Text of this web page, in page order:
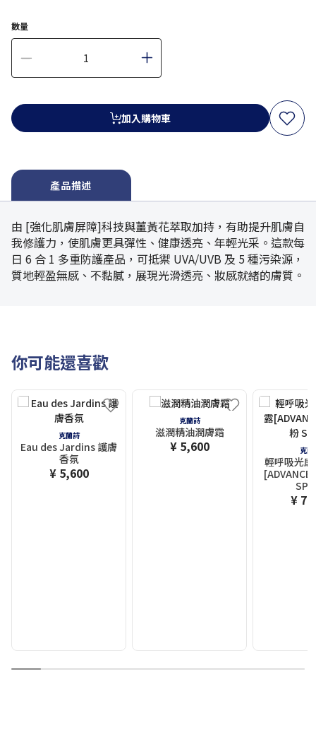
數量
加入購物車
產品描述
由 [強化肌膚屏障]科技與薑黃花萃取加持，有助提升肌膚自
我修護力，使肌膚更具彈性、健康透亮、年輕光采。這款每
日 6 合 1 多重防護產品，可抵禦 UVA/UVB 及 5 種污染源，
質地輕盈無感、不黏膩，展現光滑透亮、妝感就緒的膚質。
你可能還喜歡
克蘭詩
Eau des Jardins 護膚
香氛
¥ 5,600
克蘭詩
滋潤精油潤膚霜
¥ 5,600 克蘭
輕呼吸光
¥
1 2 3 4 5 6 7 8 9 10